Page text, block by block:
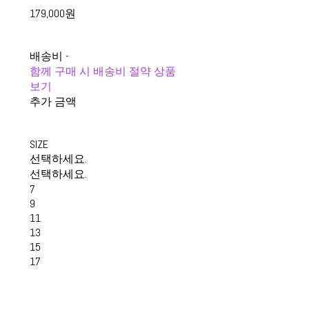
179,000원
배송비 -
함께 구매 시 배송비 절약 상품
보기
추가 금액
SIZE
선택하세요.
선택하세요.
7
9
11
13
15
17